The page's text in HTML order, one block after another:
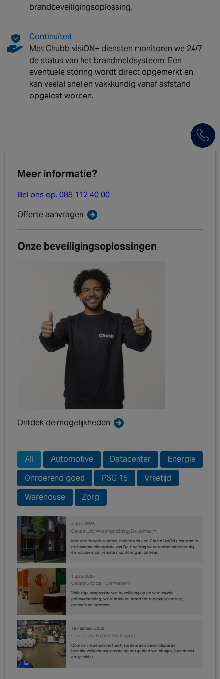
brandbeveiligingsoplossing.
Continuïteit
Met Chubb visiON+ diensten monitoren we 24/7
de status van het brandmeldsysteem. Een
eventuele storing wordt direct opgemerkt en
kan veelal snel en vakkkundig vanaf asfstand
opgelost worden.
Meer informatie?
Bel ons op: 088 112 40 00
Offerte aanvragen
Onze beveiligingsoplossingen
Ontdek de mogelijkheden
All Automotive Datacenter
Energie
Onroerend goed
PSG 15
Vrijetijd
Warehouse
Zorg
Case study Woningstichting De Volmacht
Met vernieuwde centrale, melders én een Chubb VisiON+ contract is
de brandmeldinstallatie van De Hoefslag weer toekomstbestendig
én voorzien van remote monitoring en beheer.
4 June 2026
Case study de Huismeesters
Volledige aanpassing van beveiliging op de vernieuwde
gebouwindeling, van inbraak en brand tot toegangscontrole,
camera's en intercom.
1 June 2026
Case study Fardem Packaging
Conform regelgeving heeft Fardem een gecertificeerde
brandbeveiligingsoplossing op het gebied van blusgas, brandmeld
en sprinkler.
18 February 2026